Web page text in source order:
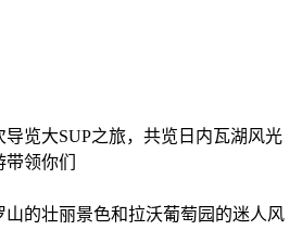
览大SUP之旅，共览日内瓦湖风光
领你们
山的壮丽景色和拉沃葡萄园的迷人风